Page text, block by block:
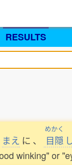
RESULTS
まえ に 、
めかく
目隠
winking" or